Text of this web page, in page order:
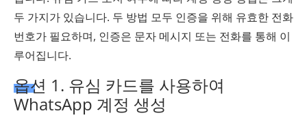
두 가지가 있습니다. 두 방법 모두 인증을 위해 유효한 전화
번호가 필요하며, 인증은 문자 메시지 또는 전화를 통해 이
루어집니다.
옵션 1. 유심 카드를 사용하여
WhatsApp 계정 생성